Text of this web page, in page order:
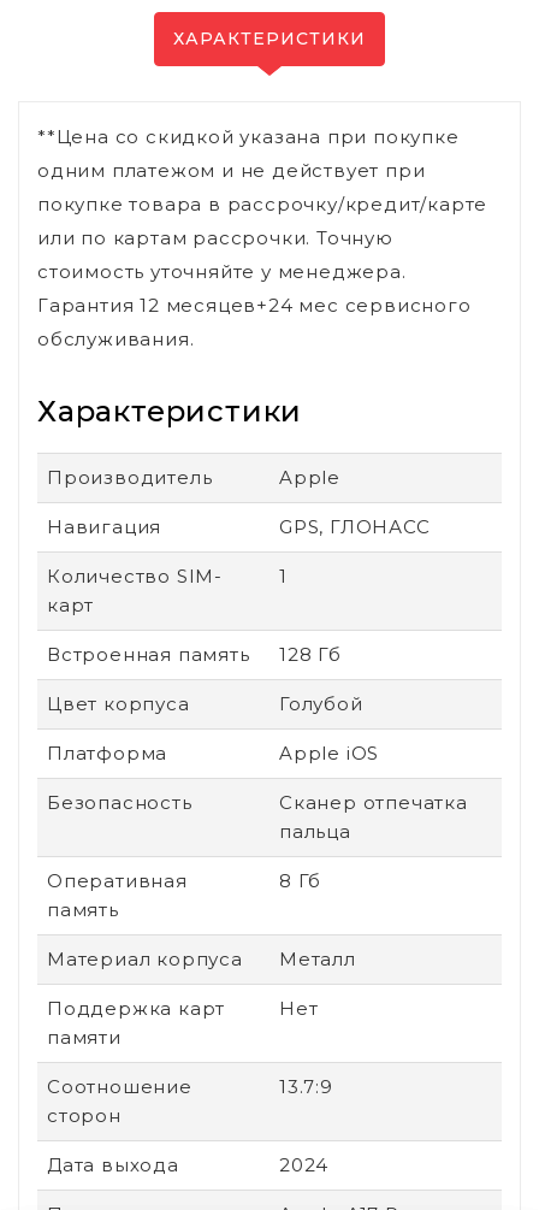
ХАРАКТЕРИСТИКИ
**Цена со скидкой указана при покупке
одним платежом и не действует при
покупке товара в рассрочку/кредит/карте
или по картам рассрочки. Точную
стоимость уточняйте у менеджера.
Гарантия 12 месяцев+24 мес сервисного
обслуживания.
Характеристики
Производитель Apple
Навигация GPS, ГЛОНАСС
Количество SIM-
карт
1
Встроенная память 128 Гб
Цвет корпуса Голубой
Платформа Apple iOS
Безопасность
Сканер отпечатка
пальца
Оперативная
память
8 Гб
Материал корпуса Металл
Поддержка карт
памяти
Нет
Соотношение
сторон
13.7:9
Дата выхода 2024